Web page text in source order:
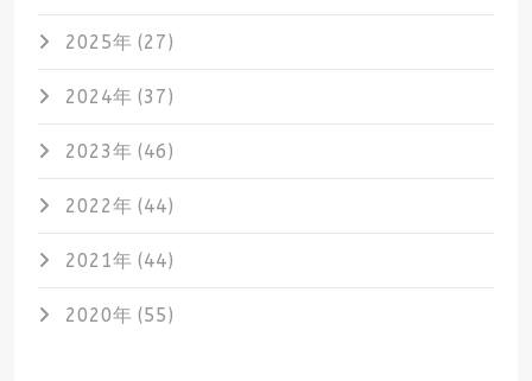
2025年 (27)
2024年 (37)
2023年 (46)
2022年 (44)
2021年 (44)
2020年 (55)